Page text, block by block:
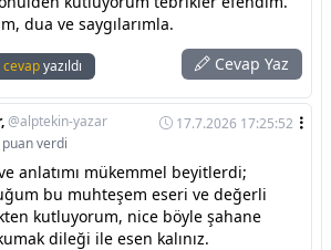
dua ve saygılarımla.
cevapyazıldı Cevap Yaz
@alptekin-yazar
17.7.2026 17:25:52
puan verdi
anlatımı mükemmel beyitlerdi;
bu muhteşem eseri ve değerli
kutluyorum, nice böyle şahane
dileği ile esen kalınız.